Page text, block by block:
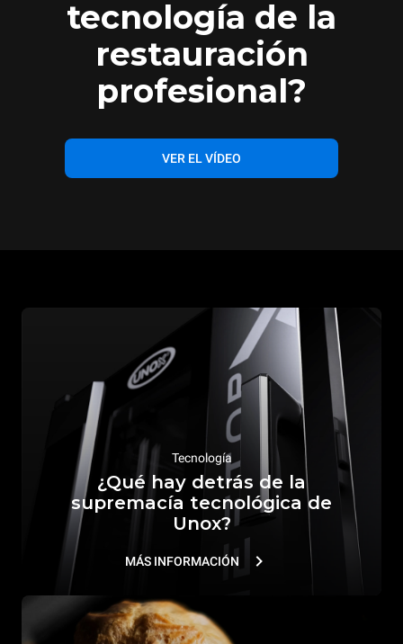
tecnología de la
restauración
profesional?
VER EL VÍDEO
Tecnología
¿Qué hay detrás de la
supremacía tecnológica de
Unox?
MÁS INFORMACIÓN